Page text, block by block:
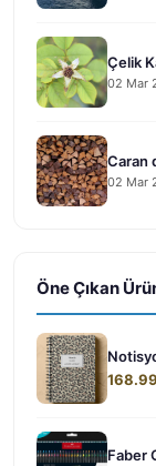
Çelik
02 Mar
Caran
02 Mar
Öne Çıkan
Faber